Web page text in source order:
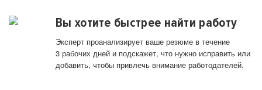
Вы хотите быстрее найти работу
Эксперт проанализирует ваше резюме в течение
3 рабочих дней и подскажет, что нужно исправить или
добавить, чтобы привлечь внимание работодателей.